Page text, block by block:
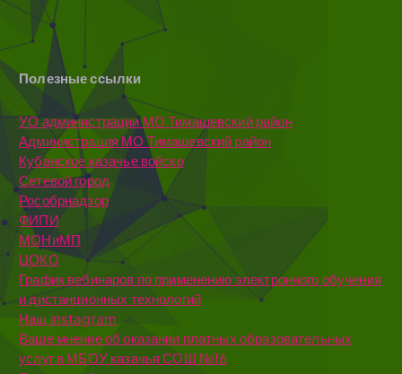
Полезные ссылки
УО администрации МО Тимашевский район
Администрация МО Тимашевский район
Кубанское казачье войско
Сетевой город
Рособрнадзор
ФИПИ
МОНиМП
ЦОКО
График вебинаров по применению электронного обучения
и дистанционных технологий
Наш instagram
Ваше мнение об оказании платных образовательных
услуг в МБОУ казачья СОШ №16